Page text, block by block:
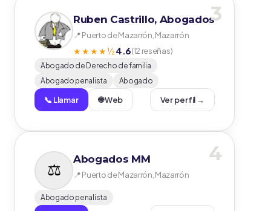
3
Ruben Castrillo, Abogados
📍 Puerto de Mazarrón, Mazarrón
★★★★½4.6(12 reseñas)
Abogado de Derecho de familia
Abogado penalista
Abogado
📞 Llamar 🌐 Web Ver perfil →
4
Abogados MM
📍 Puerto de Mazarrón, Mazarrón
Abogado penalista